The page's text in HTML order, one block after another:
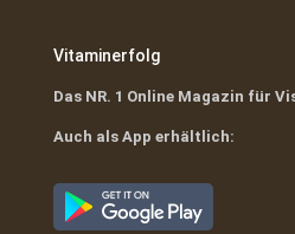
Vitaminerfolg
Das NR. 1 Online Magazin für
Auch als App erhältlich: